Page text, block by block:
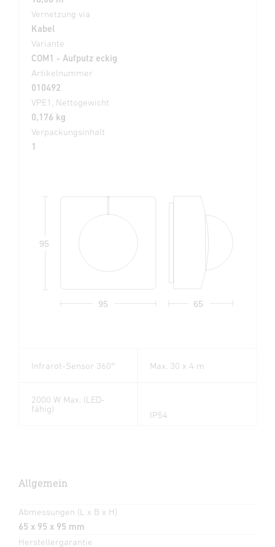
Vernetzung via
Kabel
Variante
COM1 - Aufputz eckig
Artikelnummer
010492
VPE1, Nettogewicht
0,176 kg
Verpackungsinhalt
65
95
95
Infrarot-Sensor 360° Max. 30 x 4 m
2000 W Max. (LED-
fähig)
IP54
Allgemein
Abmessungen (L x B x H)
65 x 95 x 95 mm
Herstellergarantie